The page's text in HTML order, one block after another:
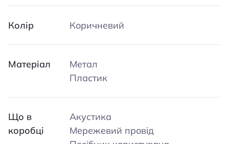
Колір Коричневий
Матеріал
Метал
Пластик
Що в
коробці
Акустика
Мережевий провід